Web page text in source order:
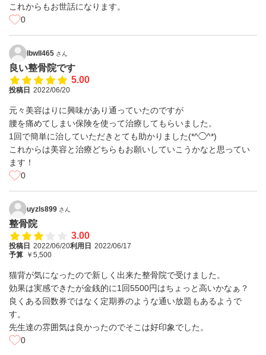
これからもお世話になります。
0
lbwll465 さん
良い整骨院です
5.00
投稿日 2022/06/20
元々美容はりに興味があり通っていたのですが
腰を痛めてしまい保険を使って治療してもらいました。
1回で簡単に治していただきとても助かりました(*^◯^*)
これからは美容と治療どちらもお願いしていこうかなと思ってい
ます！
0
uyzls899 さん
整骨院
3.00
投稿日 2022/06/20利用日 2022/06/17
予算 ￥5,500
猫背が気になったので新しく出来た整骨院で受けました。
効果は実感できたが金銭的に1回5500円はちょっと高いかなぁ？
良くある回数券ではなく定期券のような通い放題もあるようで
す。
先生達の雰囲気は良かったのでそこは好印象でした。
0